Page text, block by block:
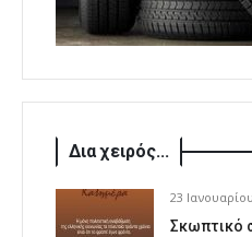
Δια χειρός...
23
Σκωπτικό